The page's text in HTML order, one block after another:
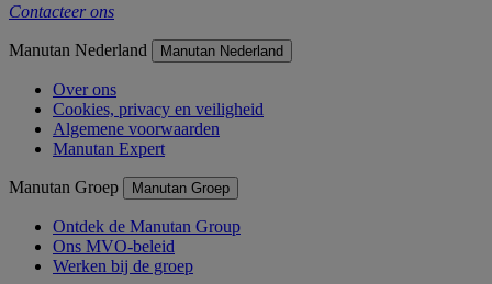
Contacteer ons
Manutan Nederland Manutan Nederland
Over ons
Cookies, privacy en veiligheid
Algemene voorwaarden
Manutan Expert
Manutan Groep Manutan Groep
Ontdek de Manutan Group
Ons MVO-beleid
Werken bij de groep